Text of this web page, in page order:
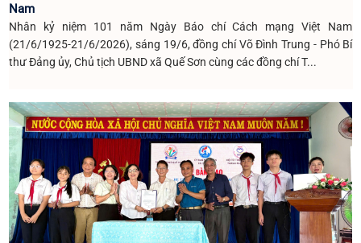
Nam
Nhân kỷ niệm 101 năm Ngày Báo chí Cách mạng Việt Nam
(21/6/1925-21/6/2026), sáng 19/6, đồng chí Võ Đình Trung - Phó Bí
thư Đảng ủy, Chủ tịch UBND xã Quế Sơn cùng các đồng chí T...